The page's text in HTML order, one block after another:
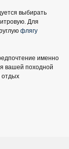
выбирать
Для
флягу
именно
вашей походной
отдых